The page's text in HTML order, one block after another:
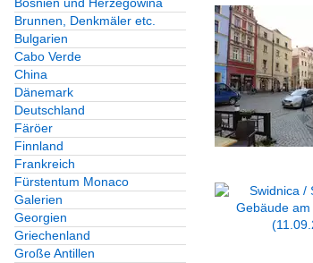
Bosnien und Herzegowina
Brunnen, Denkmäler etc.
Bulgarien
Cabo Verde
China
Dänemark
Deutschland
Färöer
Finnland
Frankreich
Fürstentum Monaco
Galerien
Georgien
Griechenland
Große Antillen